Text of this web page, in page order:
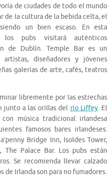
de ciudades de todo el mundo
de la cultura de la bebida celta, el
un bien escaso. En esta
pubs visitará auténticos
de Dublín. Temple Bar es un
diseñadores y jóvenes
galerías de arte, cafés, teatros
libremente por las estrechas
junto a las orillas del río Liffey. El
música tradicional irlandesa
famosos bares irlandeses:
Bridge Inn, Isoldes Tower,
The Palace Bar. Los pubs están
Se recomienda llevar calzado
de Irlanda son para no fumadores.